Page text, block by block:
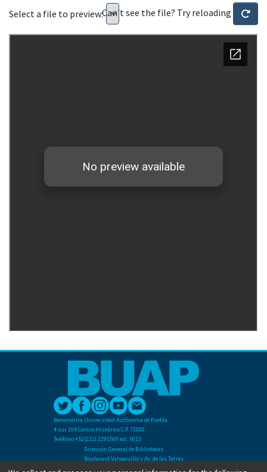
Select a file to preview:Can't see the file? Try reloading
Benemérita Universidad Autónoma de Puebla
4 sur 104 Centro Histórico C.P. 72000
Teléfono +52(222) 2295500 ext. 5013
Dirección General de Bibliotecas
Boulevard Valsequillo y Av. de las Torres
Ciudad Universitaria. Col. San Manuel